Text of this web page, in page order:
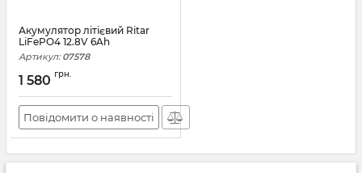
Акумулятор літієвий Ritar
LiFePO4 12.8V 6Ah
Артикул: 07578
1 580 грн.
Повідомити о наявності